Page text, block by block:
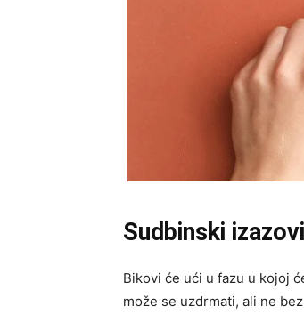
Sudbinski
Bikovi će ući u fazu u kojoj
može se uzdrmati, ali ne